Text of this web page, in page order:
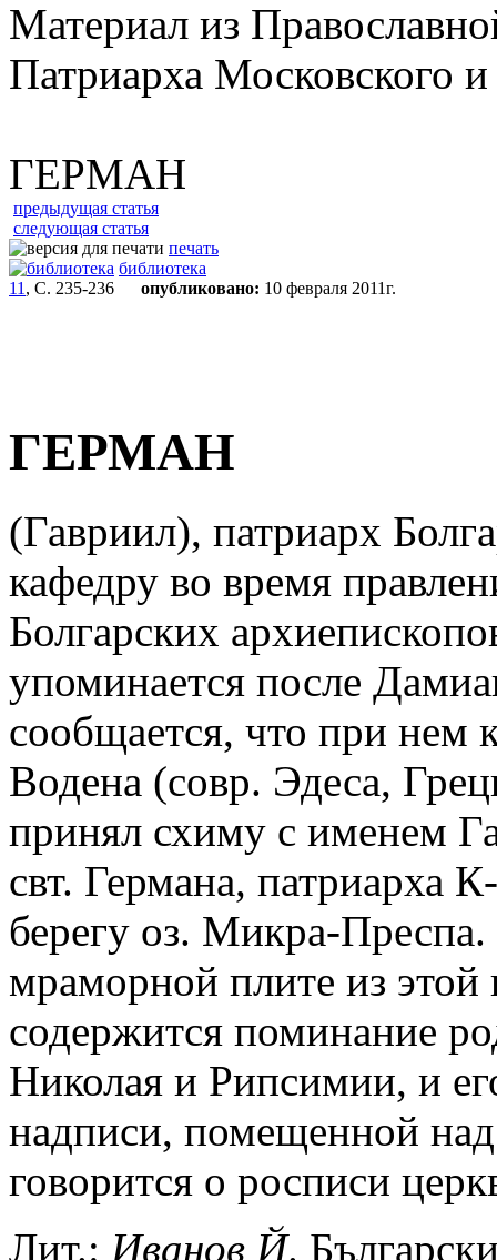
Материал из
Патриарха Московского
ГЕРМАН
предыдущая статья
следующая статья
печать
библиотека
11 , С. 235-236 опубликовано: 10 февраля 2011г.
ГЕРМАН
(Гавриил), патриарх
кафедру во время
Болгарских
упоминается после
сообщается, что при нем
Водена (совр. Эдеса,
принял схиму с именем
свт. Германа, патриарха
берегу оз. Микра-
мраморной плите из этой
содержится поминание
Николая и Рипсимии, и
надписи, помещенной
говорится о росписи
Лит.: Иванов Й.